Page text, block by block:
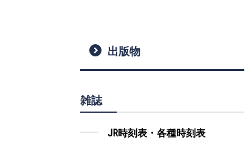
出版物
雑誌
JR時刻表・各種時刻表